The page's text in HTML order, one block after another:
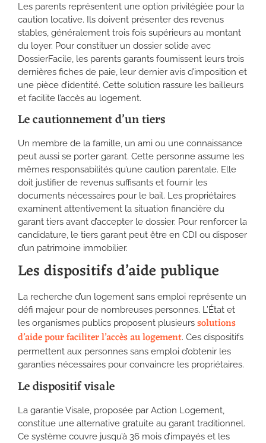
Les parents représentent une option privilégiée pour la
caution locative. Ils doivent présenter des revenus
stables, généralement trois fois supérieurs au montant
du loyer. Pour constituer un dossier solide avec
DossierFacile, les parents garants fournissent leurs trois
dernières fiches de paie, leur dernier avis d’imposition et
une pièce d’identité. Cette solution rassure les bailleurs
et facilite l’accès au logement.
Le cautionnement d’un tiers
Un membre de la famille, un ami ou une connaissance
peut aussi se porter garant. Cette personne assume les
mêmes responsabilités qu’une caution parentale. Elle
doit justifier de revenus suffisants et fournir les
documents nécessaires pour le bail. Les propriétaires
examinent attentivement la situation financière du
garant tiers avant d’accepter le dossier. Pour renforcer la
candidature, le tiers garant peut être en CDI ou disposer
d’un patrimoine immobilier.
Les dispositifs d’aide publique
La recherche d’un logement sans emploi représente un
défi majeur pour de nombreuses personnes. L’État et
les organismes publics proposent plusieurs solutions
d’aide pour faciliter l’accès au logement. Ces dispositifs
permettent aux personnes sans emploi d’obtenir les
garanties nécessaires pour convaincre les propriétaires.
Le dispositif visale
La garantie Visale, proposée par Action Logement,
constitue une alternative gratuite au garant traditionnel.
Ce système couvre jusqu’à 36 mois d’impayés et les